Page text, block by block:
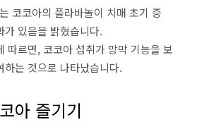
코코아의 플라바놀이 치매 초기 증
가 있음을 밝혔습니다.
따르면, 코코아 섭취가 망막 기능을 보
하는 것으로 나타났습니다.
아 즐기기